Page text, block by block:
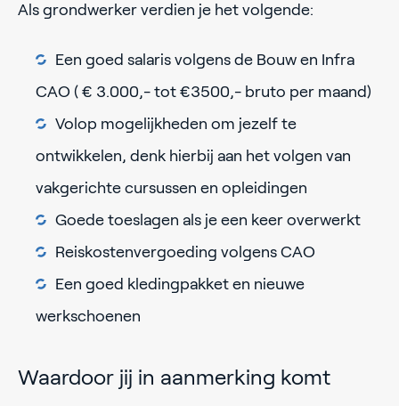
Als grondwerker verdien je het volgende:
Een goed salaris volgens de Bouw en Infra
CAO ( € 3.000,- tot €3500,- bruto per maand)
Volop mogelijkheden om jezelf te
ontwikkelen, denk hierbij aan het volgen van
vakgerichte cursussen en opleidingen
Goede toeslagen als je een keer overwerkt
Reiskostenvergoeding volgens CAO
Een goed kledingpakket en nieuwe
werkschoenen
Waardoor jij in aanmerking komt